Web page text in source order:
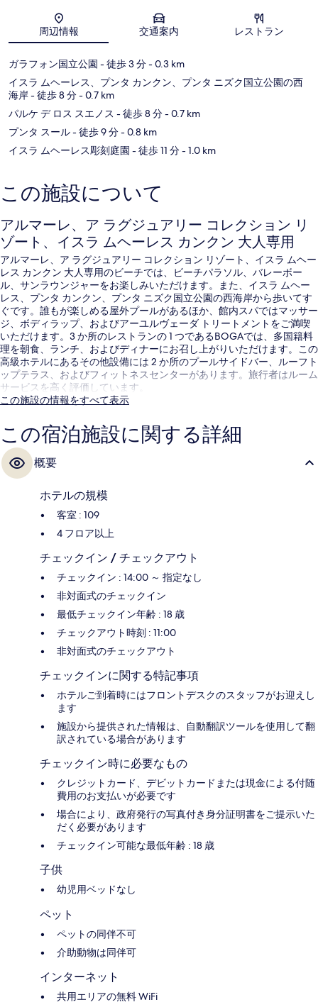
Isla
周辺情報 交通案内 レストラン
ガラフォン国立公園 - 徒歩 3 分- 0.3 km
イスラ ムヘーレス、プンタ カンクン、プンタ ニズク国立公園の西
海岸- 徒歩 8 分- 0.7 km
パルケ デ ロス スエノス - 徒歩 8 分- 0.7 km
プンタ スール- 徒歩 9 分- 0.8 km
イスラ ムヘーレス彫刻庭園 - 徒歩 11 分- 1.0 km
この施設について
アルマーレ、ア ラグジュアリー コレクション リ
ゾート、イスラ ムヘーレス カンクン 大人専用
アルマーレ、ア ラグジュアリー コレクション リゾート、イスラ ムヘー
レス カンクン 大人専用のビーチでは、ビーチパラソル、バレーボー
ル、サンラウンジャーをお楽しみいただけます。また、イスラ ムヘー
レス、プンタ カンクン、プンタ ニズク国立公園の西海岸から歩いてす
ぐです。誰もが楽しめる屋外プールがあるほか、館内スパではマッサー
ジ、ボディラップ、およびアーユルヴェーダ トリートメントをご満喫
いただけます。3 か所のレストランの 1 つであるBOGAでは、多国籍料
理を朝食、ランチ、およびディナーにお召し上がりいただけます。この
高級ホテルにあるその他設備には 2 か所のプールサイドバー、ルーフト
ップテラス、およびフィットネスセンターがあります。旅行者はルーム
サービスを高く評価しています。
この施設の情報をすべて表示
この宿泊施設に関する詳細
概要
ホテルの規模
客室 : 109
4 フロア以上
チェックイン / チェックアウト
チェックイン : 14:00 ～ 指定なし
非対面式のチェックイン
最低チェックイン年齢 : 18 歳
チェックアウト時刻 : 11:00
非対面式のチェックアウト
チェックインに関する特記事項
ホテルご到着時にはフロントデスクのスタッフがお迎えし
ます
施設から提供された情報は、自動翻訳ツールを使用して翻
訳されている場合があります
チェックイン時に必要なもの
クレジットカード、デビットカードまたは現金による付随
費用のお支払いが必要です
場合により、政府発行の写真付き身分証明書をご提示いた
だく必要があります
チェックイン可能な最低年齢 : 18 歳
子供
幼児用ベッドなし
ペット
ペットの同伴不可
介助動物は同伴可
インターネット
共用エリアの無料 WiFi